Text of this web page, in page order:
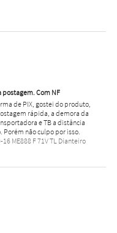
Com NF
de PIX, gostei do produto,
rápida, a demora da
e TB a distância
não culpo por isso.
ME888 F 71V TL Dianteiro